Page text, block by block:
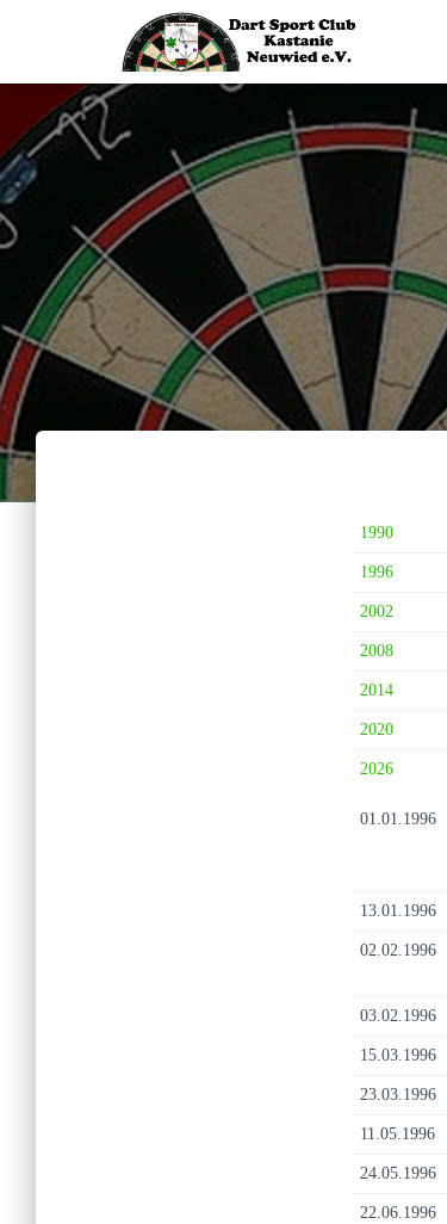
1990
1996
2002
2008
2014
2020
2026
01.01.1996
13.01.1996
02.02.1996
03.02.1996
15.03.1996
23.03.1996
11.05.1996
24.05.1996
22.06.1996